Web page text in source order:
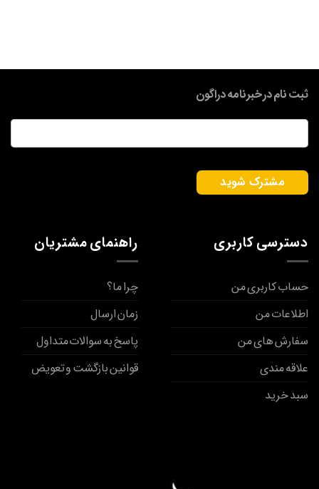
دسترسی کاربری
حساب کاربری من
اطلاعات من
سفارش های من
علاقه مندی
سبد خرید
ثبت نام در خبرنامه دراگون
ایمیل*
راهنمای مشتریان
چرا ما؟
زمان ارسال
پاسخ به سوالات متداول
قوانین بازگشت و تعویض